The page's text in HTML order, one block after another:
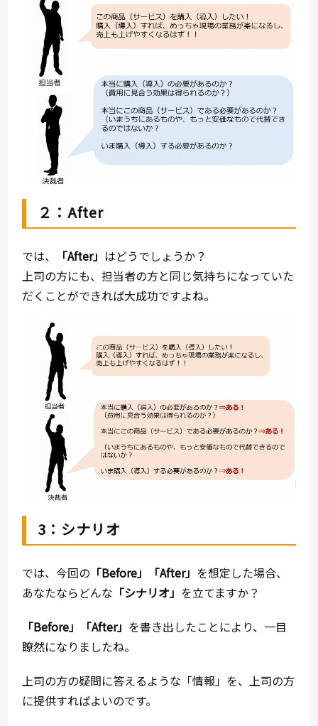
２：After
では、 「After」 はどうでしょうか？
上司の方にも、担当者の方と同じ気持ちになっていた
だくことができれば大成功ですよね。
3：シナリオ
では、今回の 「Before」「After」 を想定した場合、
あなたならどんな 「シナリオ」 を立てますか？
「Before」「After」 を書き出したことにより、一目
瞭然になりましたね。
上司の方の疑問に答えるような「情報」を、上司の方
に提供すればよいのです。